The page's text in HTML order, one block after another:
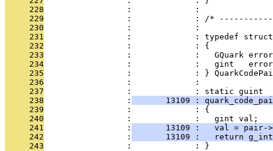
     228
                 :             :
     229
:             : /*
     230
                 :             :
     231
                 :             : typedef struct
     232
                 :             : {
     233
:             :   GQuark
     234
:             :   gint
     235
:             : }
     236
                 :             :
     237
                 :             : static guint
     238
                 :
13109 :
     239
                 :             : {
     240
                 :             :   gint val;
     241
                 :
13109 :   val = pair-
     242
                 :
13109 :   return
     243
                 :             : }